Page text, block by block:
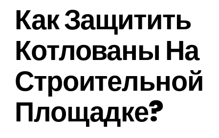
Как Защитить
Котлованы На
Строительной
Площадке?